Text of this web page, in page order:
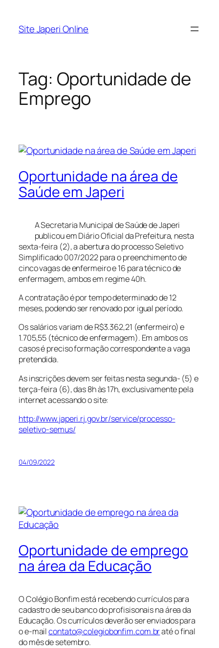
Site Japeri Online
Tag: Oportunidade de
Emprego
Oportunidade na área de
Saúde em Japeri
A Secretaria Municipal de Saúde de Japeri
publicou em Diário Oficial da Prefeitura, nesta
sexta-feira (2), a abertura do processo Seletivo
Simplificado 007/2022 para o preenchimento de
cinco vagas de enfermeiro e 16 para técnico de
enfermagem, ambos em regime 40h.
A contratação é por tempo determinado de 12
meses, podendo ser renovado por igual período.
Os salários variam de R$3.362,21 (enfermeiro) e
1.705,55 (técnico de enfermagem). Em ambos os
casos é precisoformação correspondente a vaga
pretendida.
As inscrições devem ser feitas nesta segunda- (5) e
terça-feira (6), das 8h às 17h, exclusivamente pela
internet acessando o site:
http://www.japeri.rj.gov.br/service/processo-
seletivo-semus/
04/09/2022
Oportunidade de emprego
na área da Educação
O Colégio Bonfim está recebendo currículos para
cadastro de seu banco do profisisonais na área da
Educação. Os currículos deverão ser enviados para
o e-mailcontato@colegiobonfim.com.braté o final
do mês de setembro.